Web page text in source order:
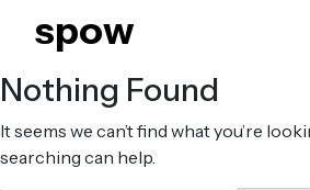
spow
Nothing Found
It seems we can’t find what you’re
searching can help.